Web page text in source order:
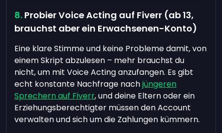
Probier Voice Acting auf Fiverr (ab 13,
brauchst aber ein Erwachsenen-Konto)
Eine klare Stimme und keine Probleme damit, von
einem Skript abzulesen – mehr brauchst du
nicht, um mit Voice Acting anzufangen. Es gibt
echt konstante Nachfrage nachjüngeren
Sprechern auf Fiverr, und deine Eltern oder ein
Erziehungsberechtigter müssen den Account
verwalten und sich um die Zahlungen kümmern.